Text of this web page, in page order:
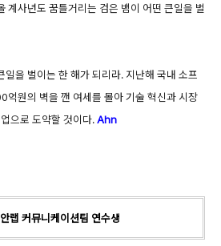
계사년도 꿈틀거리는 검은 뱀이 어떤 큰일을 벌
일을 벌이는 한 해가 되리라. 지난해 국내 소프
억원의 벽을 깬 여세를 몰아기술 혁신과 시장
으로 도약할 것이다.Ahn
랩 커뮤니케이션팀 연수생